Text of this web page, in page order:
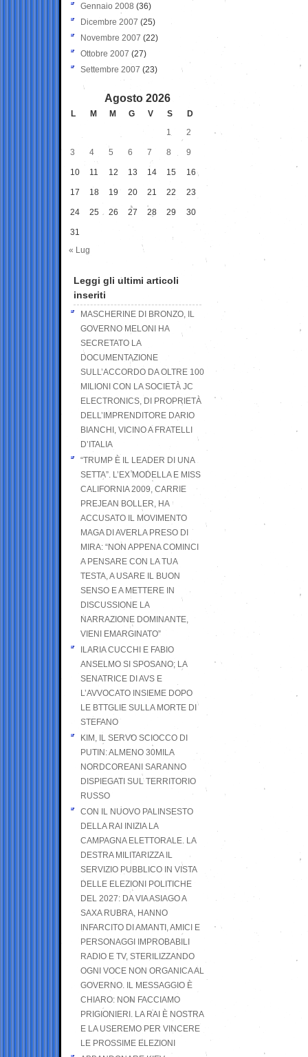
Gennaio 2008 (36)
Dicembre 2007 (25)
Novembre 2007 (22)
Ottobre 2007 (27)
Settembre 2007 (23)
Agosto 2026
L M M G V S
D
1
2
3 4 5 6 7 8 9
10 11 12 13 14 15 16
17 18 19 20 21 22 23
24 25 26 27 28 29 30
31
« Lug
Leggi gli ultimi articoli
inseriti
MASCHERINE DI BRONZO, IL
GOVERNO MELONI HA
SECRETATO LA
DOCUMENTAZIONE
SULL’ACCORDO DA OLTRE 100
MILIONI CON LA SOCIETÀ JC
ELECTRONICS, DI PROPRIETÀ
DELL’IMPRENDITORE DARIO
BIANCHI, VICINO A FRATELLI
D’ITALIA
“TRUMP È IL LEADER DI UNA
SETTA”. L’EX MODELLA E MISS
CALIFORNIA 2009, CARRIE
PREJEAN BOLLER, HA
ACCUSATO IL MOVIMENTO
MAGA DI AVERLA PRESO DI
MIRA: “NON APPENA COMINCI
A PENSARE CON LA TUA
TESTA, A USARE IL BUON
SENSO E A METTERE IN
DISCUSSIONE LA
NARRAZIONE DOMINANTE,
VIENI EMARGINATO”
ILARIA CUCCHI E FABIO
ANSELMO SI SPOSANO; LA
SENATRICE DI AVS E
L’AVVOCATO INSIEME DOPO
LE BTTGLIE SULLA MORTE DI
STEFANO
KIM, IL SERVO SCIOCCO DI
PUTIN: ALMENO 30MILA
NORDCOREANI SARANNO
DISPIEGATI SUL TERRITORIO
RUSSO
CON IL NUOVO PALINSESTO
DELLA RAI INIZIA LA
CAMPAGNA ELETTORALE. LA
DESTRA MILITARIZZA IL
SERVIZIO PUBBLICO IN VISTA
DELLE ELEZIONI POLITICHE
DEL 2027: DA VIA ASIAGO A
SAXA RUBRA, HANNO
INFARCITO DI AMANTI, AMICI E
PERSONAGGI IMPROBABILI
RADIO E TV, STERILIZZANDO
OGNI VOCE NON ORGANICA AL
GOVERNO. IL MESSAGGIO È
CHIARO: NON FACCIAMO
PRIGIONIERI. LA RAI È NOSTRA
E LA USEREMO PER VINCERE
LE PROSSIME ELEZIONI